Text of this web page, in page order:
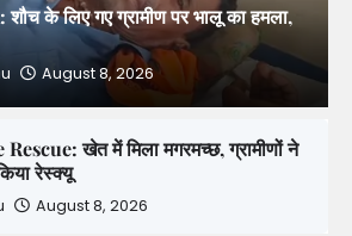
के लिए गए ग्रामीण पर भालू का हमला,
August 8, 2026
खेत में मिला मगरमच्छ, ग्रामीणों ने
रेस्क्यू
August 8, 2026